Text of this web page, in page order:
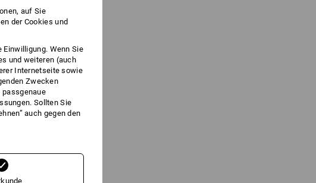
auf Sie
der Cookies und
Einwilligung. Wenn Sie
und weiteren (auch
Internetseite sowie
Zwecken
passgenaue
Sollten Sie
auch gegen den